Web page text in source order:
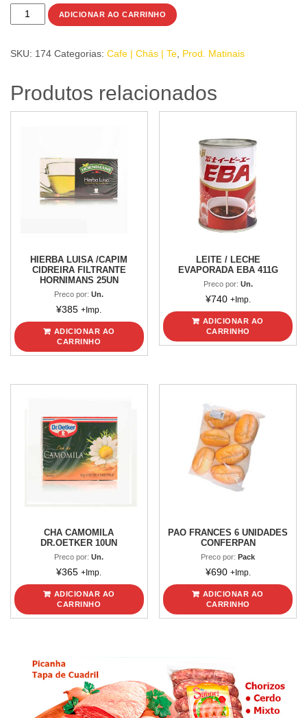
CHA
HORTELA
quantidade
ADICIONAR AO CARRINHO
SKU: 174 Categorias: Cafe | Chás | Te Prod. Matinais
Produtos relacionados
HIERBA LUISA /CAPIM
CIDREIRA FILTRANTE
HORNIMANS 25UN
Preco por:Un.
¥385 +Imp.
ADICIONAR AO
CARRINHO
LEITE / LECHE
EVAPORADA EBA 411G
Preco por: Un.
¥740 +Imp.
ADICIONAR AO
CARRINHO
CHA CAMOMILA
DR.OETKER 10UN
Preco por:Un.
¥365 +Imp.
ADICIONAR AO
CARRINHO
PAO FRANCES 6 UNIDADES
CONFERPAN
Preco por:Pack
¥690 +Imp.
ADICIONAR AO
CARRINHO